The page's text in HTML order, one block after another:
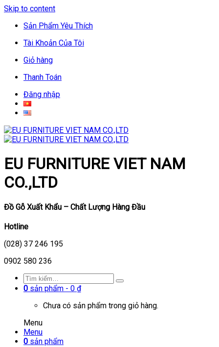
Skip to content
Sản Phẩm Yêu Thích
Tài Khoản Của Tôi
Giỏ hàng
Thanh Toán
Đăng nhập
EU FURNITURE VIET NAM
CO.,LTD
Đồ Gỗ Xuất Khẩu – Chất Lượng Hàng Đầu
Hotline
(028) 37 246 195
0902 580 236
0 sản phẩm - 0 ₫
Chưa có sản phẩm trong giỏ hàng.
Menu
Menu
0 sản phẩm